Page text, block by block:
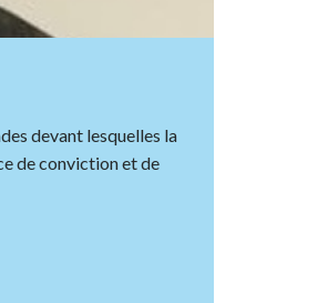
devant lesquelles la
de conviction et de